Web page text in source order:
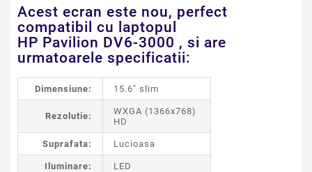
Acest ecran este nou, perfect
compatibil cu laptopul
HP Pavilion DV6-3000 , si are
urmatoarele specificatii:
Dimensiune: 15.6" slim
Rezolutie:
WXGA (1366x768)
HD
Suprafata: Lucioasa
Iluminare: LED